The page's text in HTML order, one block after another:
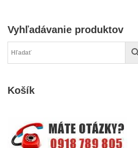
Vyhľadávanie produktov
Košík